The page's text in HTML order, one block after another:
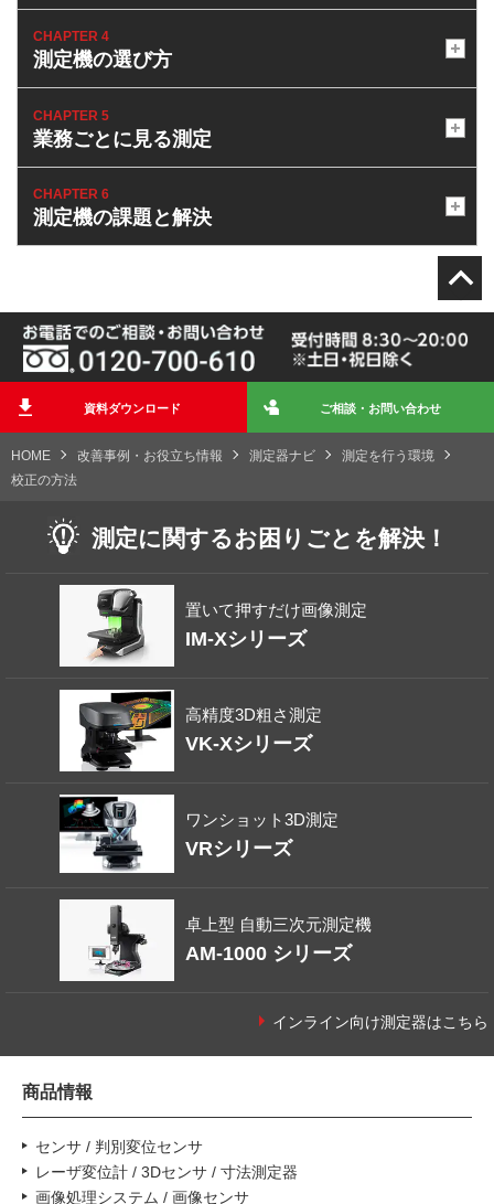
HOME 改善事例・お役立ち情報 測定器ナビ
測定を行う環境
校正の方法
CHAPTER 4
測定機の選び方
CHAPTER 5
業務ごとに見る測定
CHAPTER 6
測定機の課題と解決
資料ダウンロード ご相談・お問い合わせ
測定に関するお困りごとを解決！
置いて押すだけ画像測定
IM-Xシリーズ
高精度3D粗さ測定
VK-Xシリーズ
ワンショット3D測定
VRシリーズ
卓上型 自動三次元測定機
AM-1000 シリーズ
インライン向け測定器はこちら
商品情報
センサ / 判別変位センサ
レーザ変位計 / 3Dセンサ / 寸法測定器
画像処理システム / 画像センサ